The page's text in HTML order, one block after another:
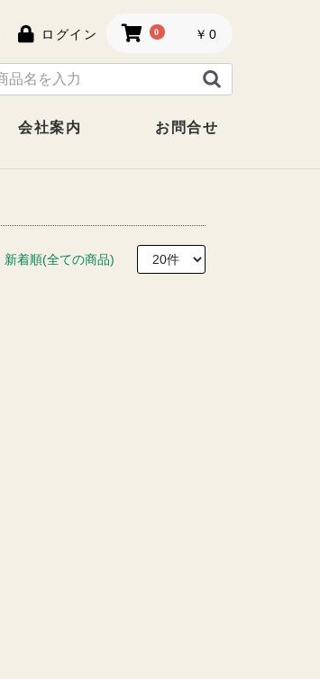
ログイン 0 ￥0
会社案内 お問合せ
新着順(全ての商品)